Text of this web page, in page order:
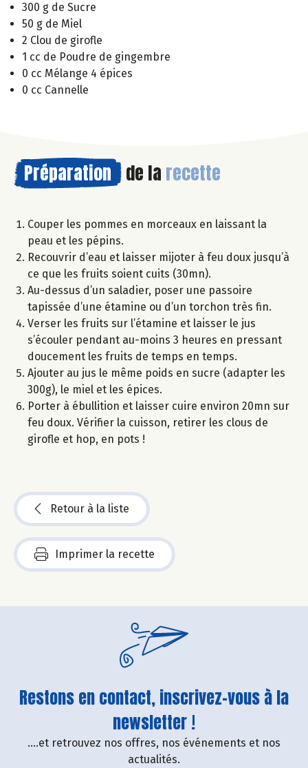
300 g de Sucre
50 g de Miel
2 Clou de girofle
1 cc de Poudre de gingembre
0 cc Mélange 4 épices
0 cc Cannelle
Préparation de la recette
Couper les pommes en morceaux en laissant la
peau et les pépins.
Recouvrir d’eau et laisser mijoter à feu doux jusqu’à
ce que les fruits soient cuits (30mn).
Au-dessus d’un saladier, poser une passoire
tapissée d’une étamine ou d’un torchon très fin.
Verser les fruits sur l’étamine et laisser le jus
s’écouler pendant au-moins 3 heures en pressant
doucement les fruits de temps en temps.
Ajouter au jus le même poids en sucre (adapter les
300g), le miel et les épices.
Porter à ébullition et laisser cuire environ 20mn sur
feu doux. Vérifier la cuisson, retirer les clous de
girofle et hop, en pots !
Retour à la liste
Imprimer la recette
Restons en contact, inscrivez-vous à la
newsletter !
....et retrouvez nos offres, nos événements et nos
actualités.